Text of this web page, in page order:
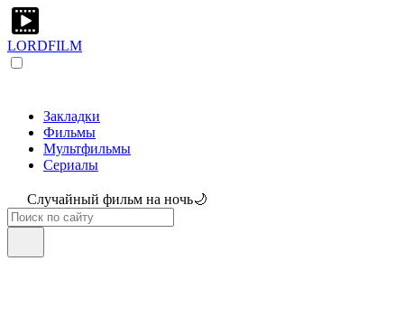
LORDFILM
Закладки
Фильмы
Мультфильмы
Сериалы
Случайный фильм на ночь🌙